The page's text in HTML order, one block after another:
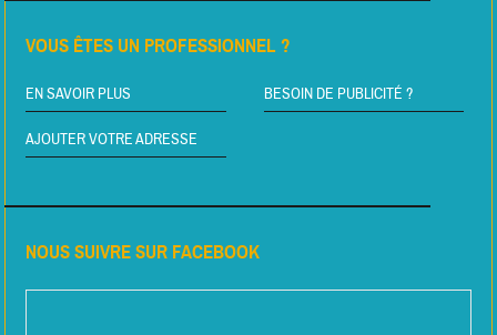
VOUS ÊTES UN PROFESSIONNEL ?
EN SAVOIR PLUS BESOIN DE PUBLICITÉ ?
AJOUTER VOTRE ADRESSE
NOUS SUIVRE SUR FACEBOOK